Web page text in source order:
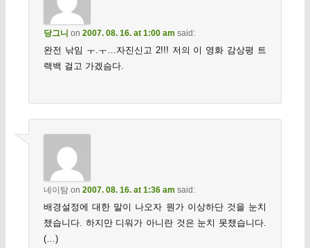
당그니 on 2007. 08. 16. at 1:00 am said:
완전 낚임 ㅜ.ㅜ…자진신고 2!!! 저의 이 영화 감상평 트
랙백 걸고 가겠슴다.
네이탐on 2007. 08. 16. at 1:36 am said:
배경설정에 대한 말이 나오자 뭔가 이상하단 것을 눈치
챘습니다. 하지만 디워가 아니란 것은 눈치 못챘습니다.
(…)